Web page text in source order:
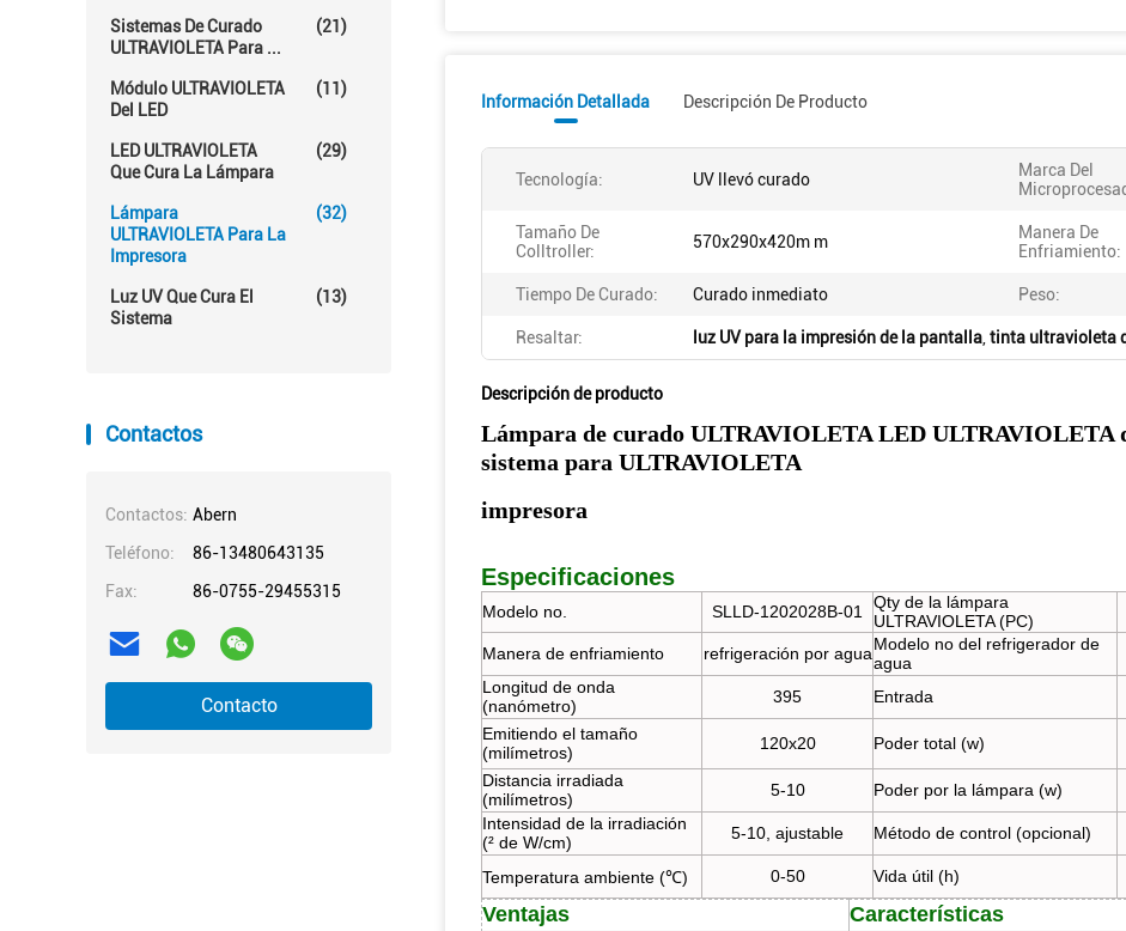
Sistemas De Curado
ULTRAVIOLETA Para ...
(21)
Módulo ULTRAVIOLETA
Del LED
(11)
LED ULTRAVIOLETA
Que Cura La Lámpara
(29)
Lámpara
ULTRAVIOLETA Para La
Impresora
(32)
Luz UV Que Cura El
Sistema
(13)
Contactos
Contactos: Abern
Teléfono:
86-13480643135
Fax:
86-0755-29455315
Contacto
Información Detallada Descripción De Producto
Tecnología: UV llevó curado
Marca Del
Tamaño De
Colltroller:
570x290x420m m
Manera De
Enfriamiento:
Tiempo De Curado: Curado inmediato Peso:
Resaltar: luz UV para la impresión de la pantalla tinta ultravioleta
Descripción de producto
Lámpara de curado ULTRAVIOLETA LED ULTRAVIOLETA
sistema para ULTRAVIOLETA
impresora
Especificaciones
Modelo no. SLLD-1202028B-01
Qty de la lámpara
ULTRAVIOLETA (PC)
Manera de enfriamiento refrigeración por aguaModelo no del refrigerador de
agua
Longitud de onda
(nanómetro)
395 Entrada
Emitiendo el tamaño
(milímetros)
120x20 Poder total (w)
Distancia irradiada
(milímetros)
5-10 Poder por la lámpara (w)
Intensidad de la irradiación
(² de W/cm)
5-10, ajustable Método de control (opcional)
Temperatura ambiente (℃)
0-50 Vida útil (h)
Ventajas Características